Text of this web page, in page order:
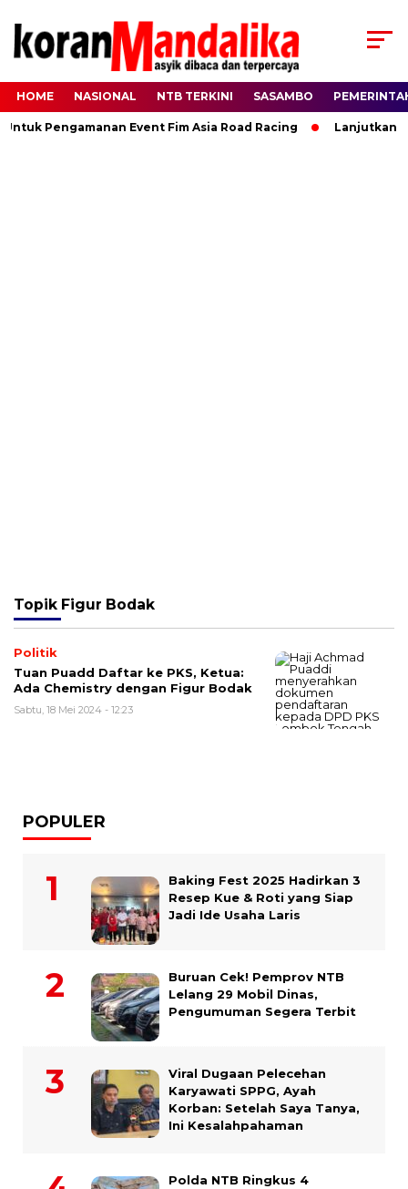
HOME NASIONAL NTB TERKINI SASAMBO
Pengamanan Event Fim Asia Road Racing Lanjutkan
Topik Figur Bodak
Politik
Tuan Puadd Daftar ke PKS, Ketua:
Ada Chemistry dengan Figur Bodak
Sabtu, 18 Mei 2024 - 12:23
POPULER
Baking Fest 2025 Hadirkan 3
Resep Kue & Roti yang Siap
Jadi Ide Usaha Laris
Buruan Cek! Pemprov NTB
Lelang 29 Mobil Dinas,
Pengumuman Segera Terbit
Viral Dugaan Pelecehan
Karyawati SPPG, Ayah
Korban: Setelah Saya Tanya,
Ini Kesalahpahaman
Polda NTB Ringkus 4